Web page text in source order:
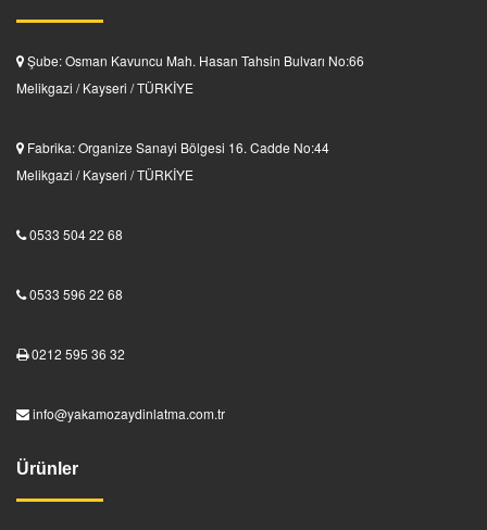
Şube: Osman Kavuncu Mah. Hasan Tahsin Bulvarı No:66
Melikgazi / Kayseri / TÜRKİYE
Fabrika: Organize Sanayi Bölgesi 16. Cadde No:44
Melikgazi / Kayseri / TÜRKİYE
0533 504 22 68
0533 596 22 68
0212 595 36 32
info@yakamozaydinlatma.com.tr
Ürünler